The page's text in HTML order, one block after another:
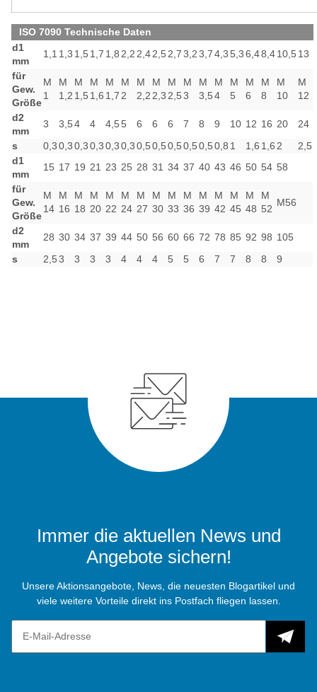
ISO 7090 Technische Daten
d1
mm
1,1 1,3 1,5 1,7 1,8 2,2 2,42,5 2,73,23,74,35,36,48,410,5 13
für
Gew.
Größe
M
1
M
1,2
M
1,5
M
1,6
M
1,7
M
2
M
2,2
M
2,3
M
2,5
M
3
M
3,5
M
4
M
5
M
6
M
8
M
10
M
12
d2
mm
3 3,54 4 4,55 6 6 6 7 8 9 10 12 16 20
24
s
0,30,30,30,30,30,30,50,50,50,50,50,8 1 1,6 1,6 2
2,5
d1
mm
15 17 19 21 23 25 28 31 34 37 40 43 46 50 54 58
für
Gew.
Größe
M
14
M
16
M
18
M
20
M
22
M
24
M
27
M
30
M
33
M
36
M
39
M
42
M
45
M
48
M
52
M56
d2
mm
28 30 34 37 39 44 50 56 60 66 72 78 85 92 98 105
s
2,53 3 3 3 4 4 4 5 5 6 7 7 8 8 9
Immer die aktuellen News und
Angebote sichern!
Unsere Aktionsangebote, News, die neuesten Blogartikel und
viele weitere Vorteile direkt ins Postfach fliegen lassen.